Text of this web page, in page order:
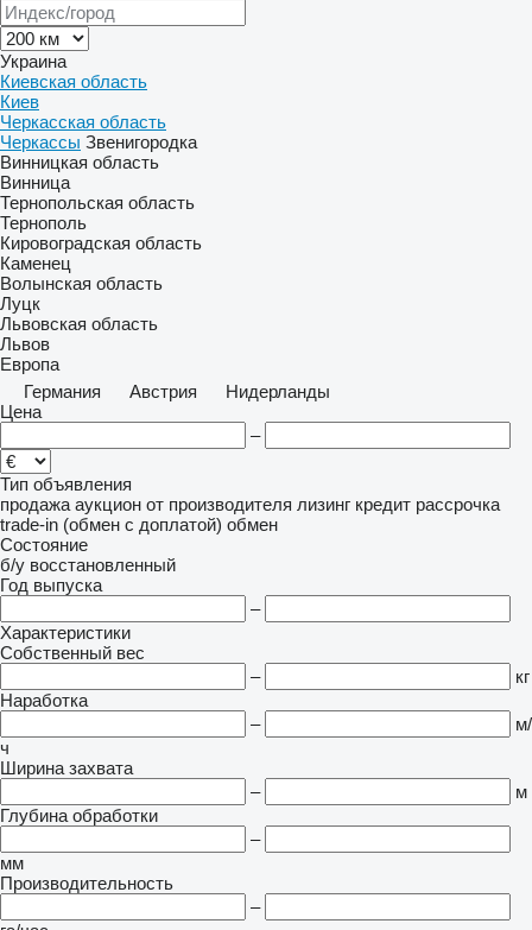
Украина
Киевская область
Киев
Черкасская область
Черкассы Звенигородка
Винницкая область
Винница
Тернопольская область
Тернополь
Кировоградская область
Каменец
Волынская область
Луцк
Львовская область
Львов
Европа
Германия
Австрия
Нидерланды
Цена
–
Тип объявления
продажа аукцион от производителя лизинг кредит рассрочка
trade-in (обмен с доплатой) обмен
Состояние
б/у восстановленный
Год выпуска
–
Характеристики
Собственный вес
–
кг
Наработка
–
м/
ч
Ширина захвата
–
м
Глубина обработки
–
мм
Производительность
–